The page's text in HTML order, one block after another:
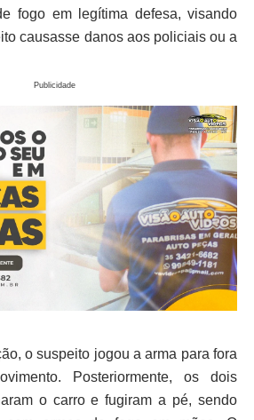
fogo em legítima defesa, visando
causasse danos aos policiais ou a
Publicidade
o suspeito jogou a arma para fora
Posteriormente, os dois
o carro e fugiram a pé, sendo